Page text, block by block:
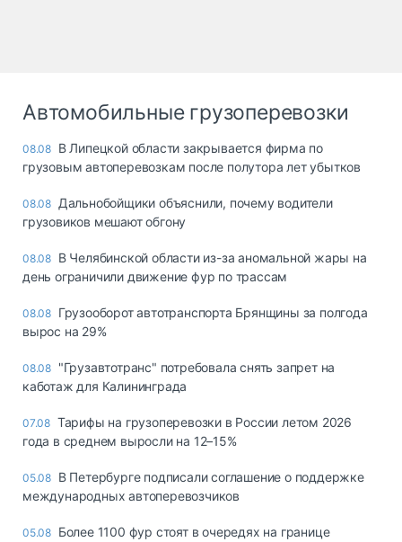
Автомобильные грузоперевозки
08.08 В Липецкой области закрывается фирма по
грузовым автоперевозкам после полутора лет убытков
08.08 Дальнобойщики объяснили, почему водители
грузовиков мешают обгону
08.08 В Челябинской области из-за аномальной жары на
день ограничили движение фур по трассам
08.08 Грузооборот автотранспорта Брянщины за полгода
вырос на 29%
08.08 "Грузавтотранс" потребовала снять запрет на
каботаж для Калининграда
07.08 Тарифы на грузоперевозки в России летом 2026
года в среднем выросли на 12–15%
05.08 В Петербурге подписали соглашение о поддержке
международных автоперевозчиков
05.08 Более 1100 фур стоят в очередях на границе